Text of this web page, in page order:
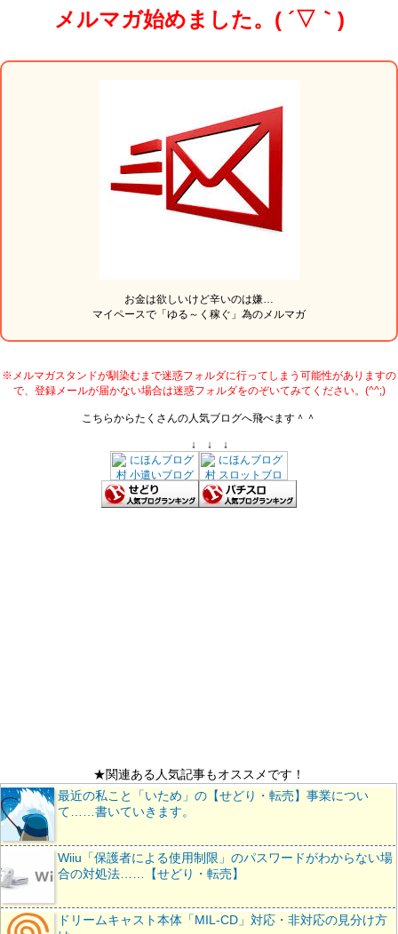
メルマガ始めました。( ´▽｀)
お金は欲しいけど辛いのは嫌…
マイペースで「ゆる～く稼ぐ」為のメルマガ
※メルマガスタンドが馴染むまで迷惑フォルダに行ってしまう可能性がありますの
で、登録メールが届かない場合は迷惑フォルダをのぞいてみてください。(^^;)
こちらからたくさんの人気ブログへ飛べます＾＾
↓ ↓ ↓
★関連ある人気記事もオススメです！
最近の私こと「いため」の【せどり・転売】事業につい
て……書いていきます。
Wiiu「保護者による使用制限」のパスワードがわからない場
合の対処法……【せどり・転売】
ドリームキャスト本体「MIL-CD」対応・非対応の見分け方